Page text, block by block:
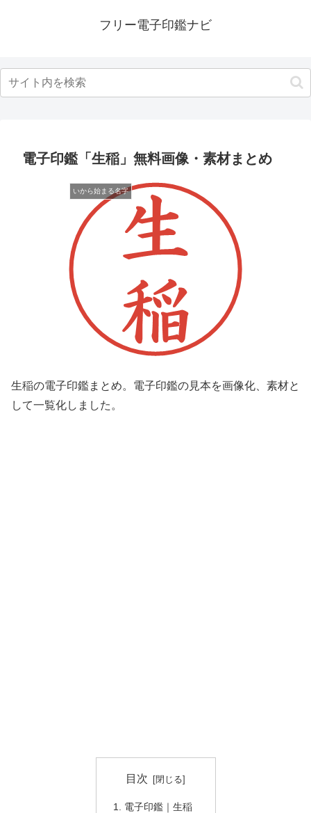
フリー電子印鑑ナビ
電子印鑑「生稲」無料画像・素材まとめ
いから始まる名字
生稲の電子印鑑まとめ。電子印鑑の見本を画像化、素材と
して一覧化しました。
目次
電子印鑑｜生稲